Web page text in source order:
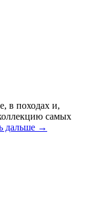
в походах и,
самых
дальше →